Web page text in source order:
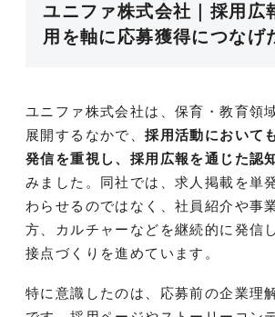
ユニファ株式会社｜採用広
用を軸に応募獲得につなげ
ユニファ株式会社は、保育・教育領
展開するなかで、採用活動において
発信を重視し、採用広報を通じた認
みました。同社では、求人掲載を単
わらせるのではなく、社員紹介や事
方、カルチャーなどを継続的に発信
接点づくりを進めています。
特に意識したのは、応募前の企業理